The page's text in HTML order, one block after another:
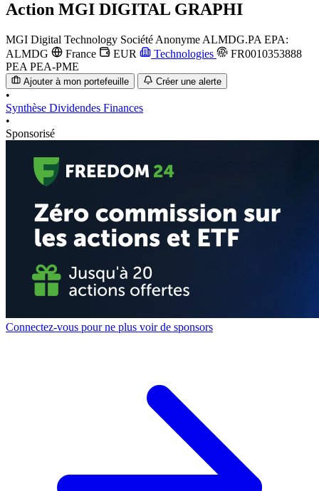
Action MGI DIGITAL GRAPHI
MGI Digital Technology Société Anonyme ALMDG.PA EPA:
ALMDG
France EUR Technologies
FR0010353888
PEA PEA-PME
Ajouter à mon portefeuille Créer une alerte
•
Synthèse Dividendes Finances
•
Sponsorisé
Connectez-vous pour ne plus voir de sponsors